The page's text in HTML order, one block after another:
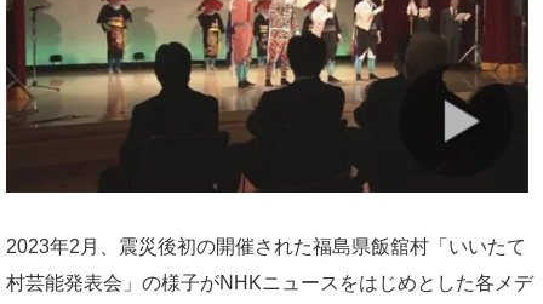
2023年2月、震災後初の開催された福島県飯舘村「いいたて
村芸能発表会」の様子がNHKニュースをはじめとした各メデ